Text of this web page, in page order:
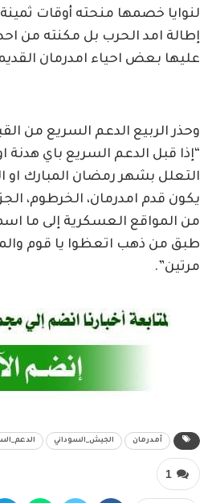
لنوايا خصمها منحته أوقات
إطالة امد الحرب بل مكنته من
عليها بعض احياء امدرمان
وحذر الربيع الدعم السريع من
“إذا قبل الدعم السريع باي
التعلل بشهر رمضان المبارك او
يكون قدم امدرمان، الخرطوم،
من المواقع العسكرية إلى ما
طبق من ذهب اتعظوا يا قوم
مرتين”.
أمدرمان الجيش_السوداني
1